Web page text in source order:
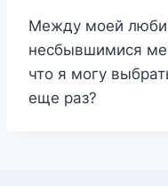
Между моей
несбывшимися
что я могу
еще раз?